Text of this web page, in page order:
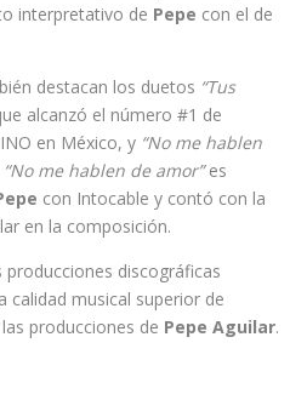
interpretativo de Pepe con el de
destacan los duetos “Tus
alcanzó el número #1 de
en México, y “No me hablen
“No me hablen de amor”es
con Intocable y contó con la
en la composición.
discográficas
calidad musical superior de
producciones de Pepe Aguilar.